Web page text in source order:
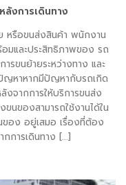
ลังการเดินทาง
หรือขนส่งสินค้า พนักงาน
มและประสิทธิภาพของ รถ
ขนย้ายระหว่างทาง และ
ญหาหากมีปัญหากับรถเกิด
งจากการให้บริการขนส่ง
นของสามารถใช้งานได้ใน
ของ อยู่เสมอ เรื่องที่ต้อง
การเดินทาง [...]